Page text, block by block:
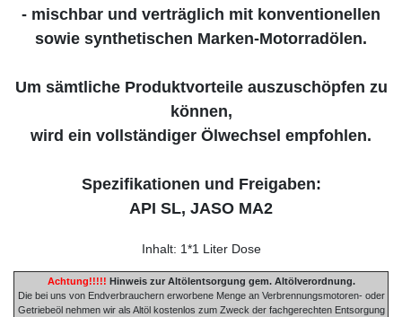
- mischbar und verträglich mit konventionellen
sowie synthetischen Marken-Motorradölen.
Um sämtliche Produktvorteile auszuschöpfen zu
können,
wird ein vollständiger Ölwechsel empfohlen.
Spezifikationen und Freigaben:
API SL, JASO MA2
Inhalt: 1*1 Liter Dose
Achtung!!!!! Hinweis zur Altölentsorgung gem. Altölverordnung.
Die bei uns von Endverbrauchern erworbene Menge an Verbrennungsmotoren- oder
Getriebeöl nehmen wir als Altöl kostenlos zum Zweck der fachgerechten Entsorgung